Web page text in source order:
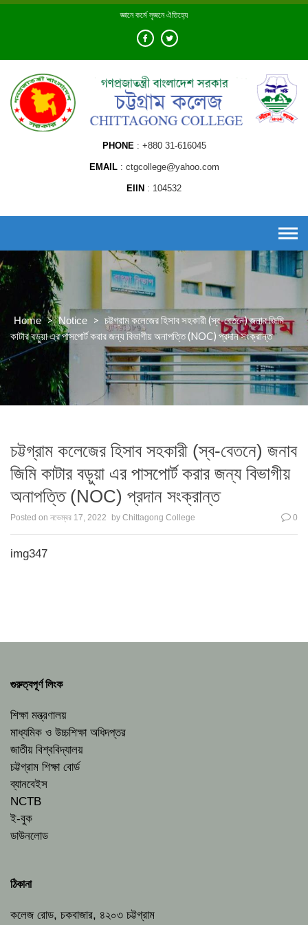
Skip
জ্ঞানে কর্মে সৃজনে ঐতিহ্যে
PHONE +880 31-616045
EMAIL ctgcollege@yahoo.com
EIIN 104532
Home > Notice > চট্টগ্রাম কলেজের হিসাব সহকারী (স্ব-বেতনে) জনাব জিমি
কাটার বড়ুয়া এর পাসপোর্ট করার জন্য বিভাগীয় অনাপত্তি (NOC) প্রদান সংক্রান্ত
চট্টগ্রাম কলেজের হিসাব সহকারী (স্ব-বেতনে) জনাব
জিমি কাটার বড়ুয়া এর পাসপোর্ট করার জন্য বিভাগীয়
অনাপত্তি (NOC) প্রদান সংক্রান্ত
Posted on নভেম্বর 17, 2022 by Chittagong College 0
img347
গুরুত্বপূর্ণ লিংক
শিক্ষা মন্ত্রণালয়
মাধ্যমিক ও উচ্চশিক্ষা অধিদপ্তর
জাতীয় বিশ্ববিদ্যালয়
চট্টগ্রাম শিক্ষা বোর্ড
ব্যানবেইস
NCTB
ই-বুক
ডাউনলোড
ঠিকানা
কলেজ রোড, চকবাজার, ৪২০৩ চট্টগ্রাম